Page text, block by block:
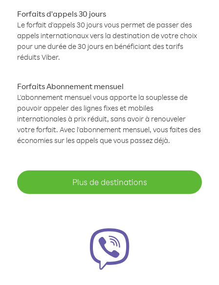
Forfaits d'appels 30 jours
Le forfait d'appels 30 jours vous permet de passer des
appels internationaux vers la destination de votre choix
pour une durée de 30 jours en bénéficiant des tarifs
réduits Viber.
Forfaits Abonnement mensuel
L'abonnement mensuel vous apporte la souplesse de
pouvoir appeler des lignes fixes et mobiles
internationales à prix réduit, sans avoir à renouveler
votre forfait. Avec l'abonnement mensuel, vous faites des
économies sur les appels que vous passez déjà.
Plus de destinations